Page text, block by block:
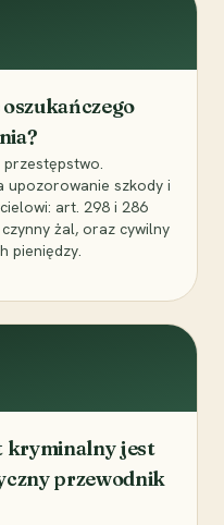
przestępstwo.
upozorowanie szkody i
art. 298 i 286
żal, oraz cywilny
pieniędzy.
kryminalny jest
przewodnik